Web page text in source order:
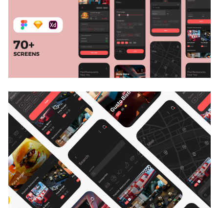
Smartmoc-1100+高质量图标设计素材 2024-12-05
HungryNaki餐厅美食外卖app ui设计 .xd素材 2022-01-21
Duwallet金融钱包APP界面设计素材 2023-06-18
博客APP UI设计素材.xd源文件 2020-12-23